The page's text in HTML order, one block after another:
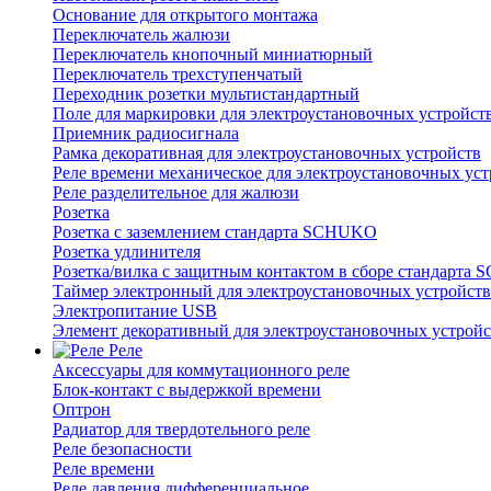
Основание для открытого монтажа
Переключатель жалюзи
Переключатель кнопочный миниатюрный
Переключатель трехступенчатый
Переходник розетки мультистандартный
Поле для маркировки для электроустановочных
Приемник радиосигнала
Рамка декоративная для электроустановочных устройств
Реле времени механическое для электроустановочных
Реле разделительное для жалюзи
Розетка
Розетка с заземлением стандарта SCHUKO
Розетка удлинителя
Розетка/вилка с защитным контактом в сборе стандарта
Таймер электронный для электроустановочных устройств
Электропитание USB
Элемент декоративный для электроустановочных
Реле
Аксессуары для коммутационного реле
Блок-контакт с выдержкой времени
Оптрон
Радиатор для твердотельного реле
Реле безопасности
Реле времени